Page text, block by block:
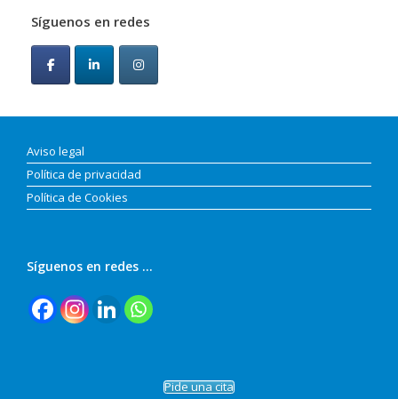
Síguenos en redes
Aviso legal
Política de privacidad
Política de Cookies
Síguenos en redes …
Pide una cita